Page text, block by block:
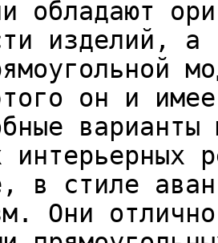
обладают
изделий, а
он и
варианты
интерьерных
в стиле
Они